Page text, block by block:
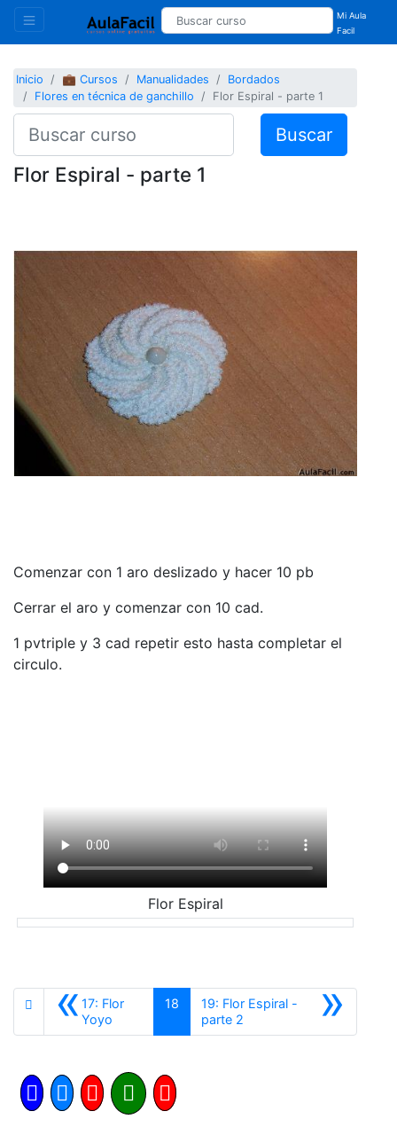
Mi Aula
Facil
Inicio 💼 Cursos Manualidades
Bordados
Flores en técnica de ganchillo
Flor Espiral - parte 1
Buscar
Flor Espiral - parte 1
Comenzar con 1 aro deslizado y hacer 10 pb
Cerrar el aro y comenzar con 10 cad.
1 pvtriple y 3 cad repetir esto hasta completar el
circulo.
Flor Espiral
«17: Flor
Yoyo
18 »
19: Flor Espiral -
parte 2Siguiente